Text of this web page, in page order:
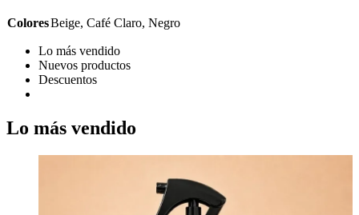
ColoresBeige, Café Claro, Negro
Lo más vendido
Nuevos productos
Descuentos
Lo más vendido